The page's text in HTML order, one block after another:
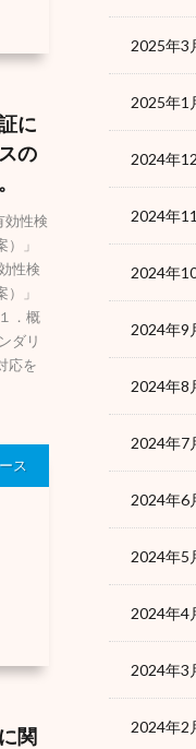
に
の
効性検
」
性検
」
．概
ダリ
応を
ス
関
2025年3
2025年1
2024年
2024年
2024年
2024年9
2024年8
2024年7
2024年6
2024年5
2024年4
2024年3
2024年2